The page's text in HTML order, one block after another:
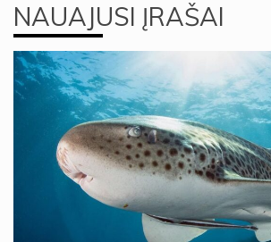
NAUAJUSI ĮRAŠAI